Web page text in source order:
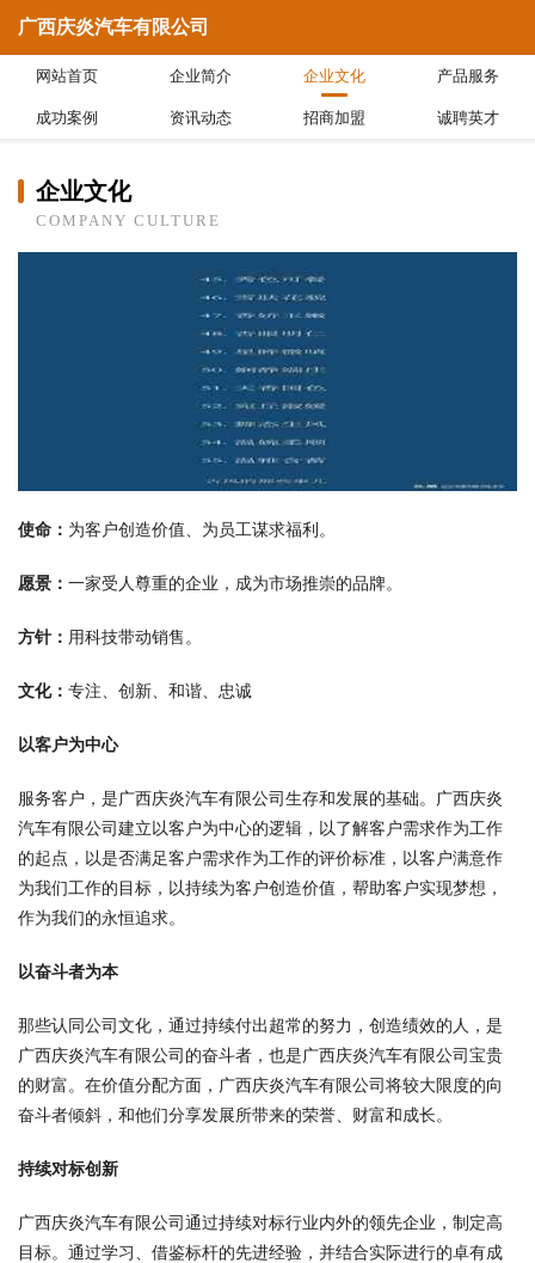
广西庆炎汽车有限公司
网站首页 企业简介 企业文化 产品服务
成功案例 资讯动态 招商加盟 诚聘英才
企业文化
COMPANY CULTURE
使命： 为客户创造价值、为员工谋求福利。
愿景： 一家受人尊重的企业，成为市场推崇的品牌。
方针： 用科技带动销售。
文化： 专注、创新、和谐、忠诚
以客户为中心
服务客户，是广西庆炎汽车有限公司生存和发展的基础。广西庆炎
汽车有限公司建立以客户为中心的逻辑，以了解客户需求作为工作
的起点，以是否满足客户需求作为工作的评价标准，以客户满意作
为我们工作的目标，以持续为客户创造价值，帮助客户实现梦想，
作为我们的永恒追求。
以奋斗者为本
那些认同公司文化，通过持续付出超常的努力，创造绩效的人，是
广西庆炎汽车有限公司的奋斗者，也是广西庆炎汽车有限公司宝贵
的财富。在价值分配方面，广西庆炎汽车有限公司将较大限度的向
奋斗者倾斜，和他们分享发展所带来的荣誉、财富和成长。
持续对标创新
广西庆炎汽车有限公司通过持续对标行业内外的领先企业，制定高
目标。通过学习、借鉴标杆的先进经验，并结合实际进行的卓有成